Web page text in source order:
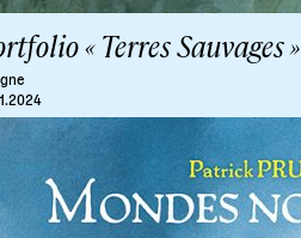
« Terres Sauvages »